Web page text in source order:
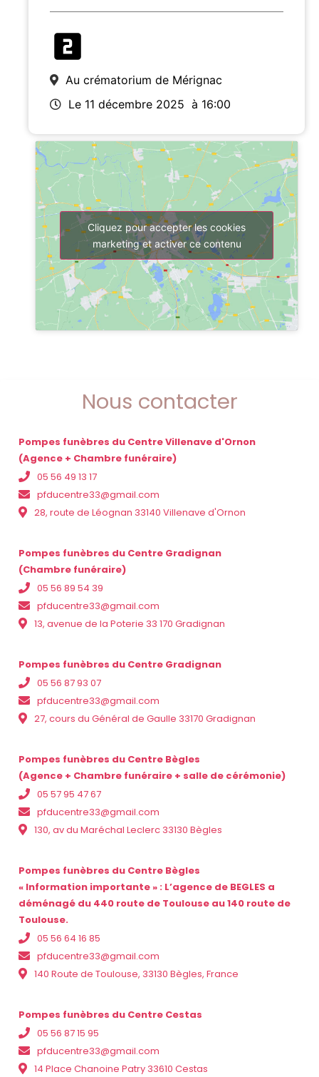
Au crématorium de Mérignac
Le 11 décembre 2025 à 16:00
Cliquez pour accepter les cookies
marketing et activer ce contenu
Nous contacter
Pompes funèbres du Centre Villenave d'Ornon
(Agence + Chambre funéraire)
05 56 49 13 17
pfducentre33@gmail.com
28, route de Léognan 33140 Villenave d'Ornon
Pompes funèbres du Centre Gradignan
(Chambre funéraire)
05 56 89 54 39
pfducentre33@gmail.com
13, avenue de la Poterie 33 170 Gradignan
Pompes funèbres du Centre Gradignan
05 56 87 93 07
pfducentre33@gmail.com
27, cours du Général de Gaulle 33170 Gradignan
Pompes funèbres du Centre Bègles
(Agence + Chambre funéraire + salle de cérémonie)
05 57 95 47 67
pfducentre33@gmail.com
130, av du Maréchal Leclerc 33130 Bègles
Pompes funèbres du Centre Bègles
« Information importante » : L’agence de BEGLES a
déménagé du 440 route de Toulouse au 140 route de
Toulouse.
05 56 64 16 85
pfducentre33@gmail.com
140 Route de Toulouse, 33130 Bègles, France
Pompes funèbres du Centre Cestas
05 56 87 15 95
pfducentre33@gmail.com
14 Place Chanoine Patry 33610 Cestas